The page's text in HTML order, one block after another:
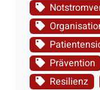
Prävention
Resilienz